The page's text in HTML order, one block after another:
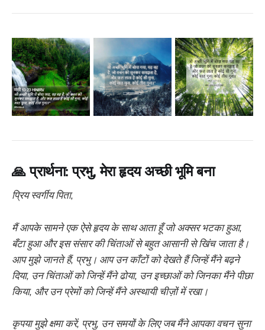
🙏 प्रार्थना: प्रभु, मेरा हृदय अच्छी भूमि बना
प्रिय स्वर्गीय पिता,
मैं आपके सामने एक ऐसे हृदय के साथ आता हूँ जो अक्सर भटका हुआ,
बँटा हुआ और इस संसार की चिंताओं से बहुत आसानी से खिंच जाता है।
आप मुझे जानते हैं, प्रभु। आप उन काँटों को देखते हैं जिन्हें मैंने बढ़ने
दिया, उन चिंताओं को जिन्हें मैंने ढोया, उन इच्छाओं को जिनका मैंने पीछा
किया, और उन प्रेमों को जिन्हें मैंने अस्थायी चीज़ों में रखा।
कृपया मुझे क्षमा करें, प्रभु, उन समयों के लिए जब मैंने आपका वचन सुना